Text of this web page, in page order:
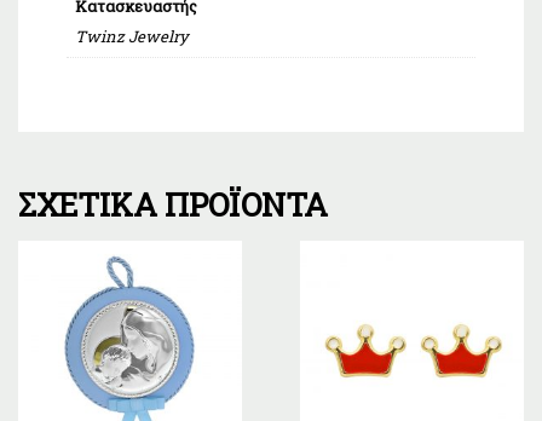
Κατασκευαστής
Twinz Jewelry
ΣΧΕΤΙΚΆ ΠΡΟΪΌΝΤΑ